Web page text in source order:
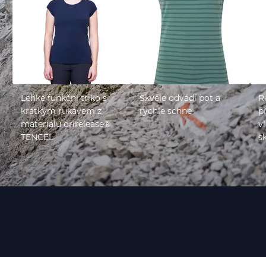
Lehké funkční triko s
krátkým rukávem z
materiálu drirelease®
TENCEL
Skvěle odvádí pot a
rychle schne